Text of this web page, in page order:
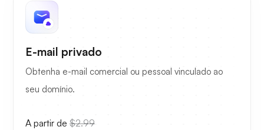
E-mail privado
Obtenha e-mail comercial ou pessoal vinculado ao
seu domínio.
A partir de $2.99